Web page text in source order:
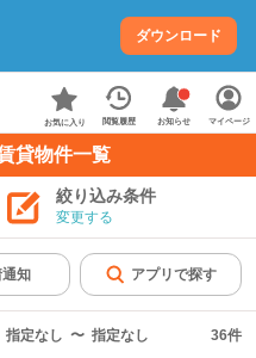
ダウンロード
お気に入り 閲覧履歴 お知らせ マイページ
貸物件一覧
絞り込み条件
変更する
知 アプリで探す
指定なし 〜 指定なし 36件